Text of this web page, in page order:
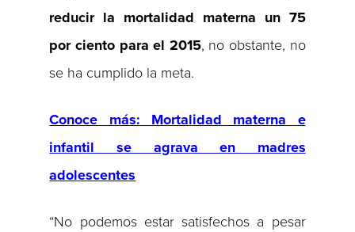
reducir la mortalidad materna un 75
por ciento para el 2015, no obstante, no
se ha cumplido la meta.
Conoce más: Mortalidad materna e
infantil se agrava en madres
adolescentes
“No podemos estar satisfechos a pesar